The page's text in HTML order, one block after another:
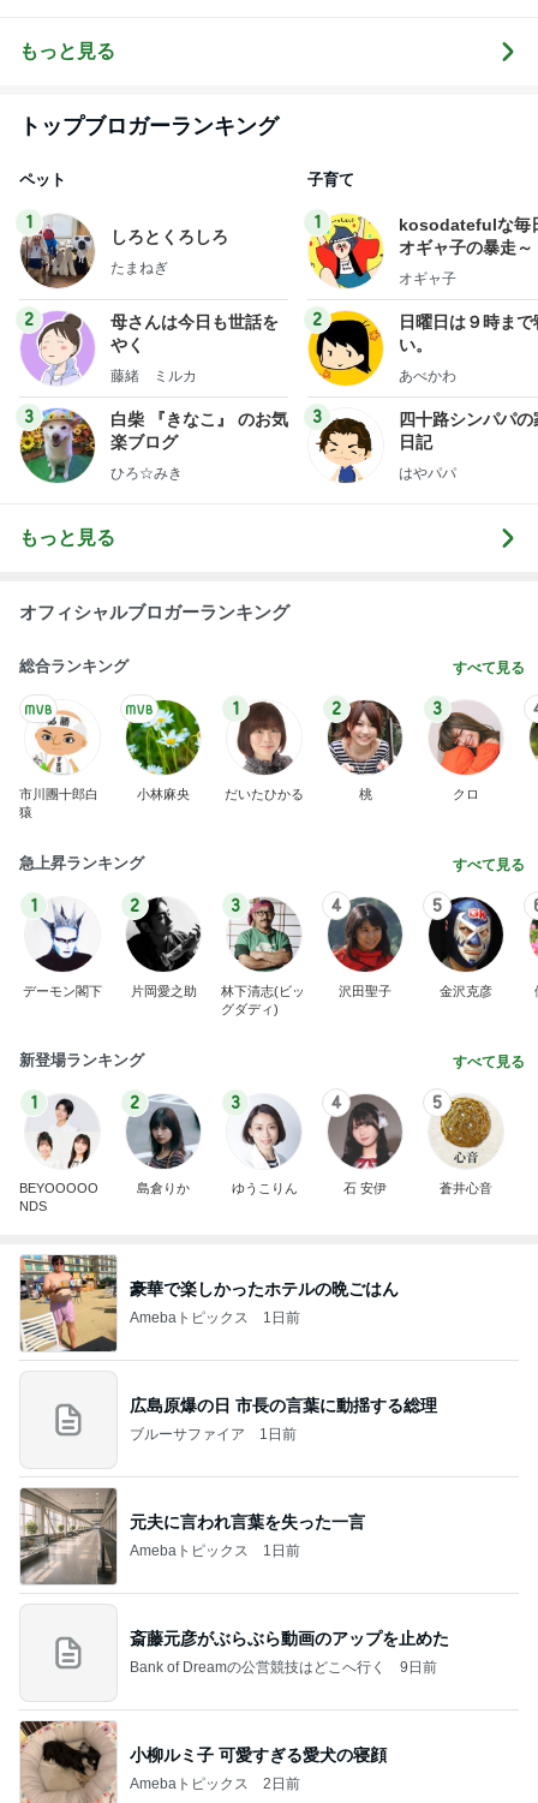
もっと見る
トップブロガーランキング
ペット
1
しろとくろしろ
たまねぎ
2
母さんは今日も世話を
やく
藤緒 ミルカ
3
白柴 『きなこ』 のお気
楽ブログ
ひろ☆みき
子育て
1
kosodatefulな毎
オギャ子の暴走～
オギャ子
2
日曜日は９時まで
い。
あべかわ
3
四十路シンパパの
日記
はやパパ
もっと見る
オフィシャルブロガーランキング
総合ランキング すべて見る
市川團十郎白
猿
小林麻央
1
だいたひかる
2
桃
3
クロ
急上昇ランキング すべて見る
1
デーモン閣下
2
片岡愛之助
3
林下清志(ビッ
グダディ)
4
沢田聖子
5
金沢克彦
新登場ランキング すべて見る
1
BEYOOOOO
NDS
2
島倉りか
3
ゆうこりん
4
石 安伊
5
蒼井心音
豪華で楽しかったホテルの晩ごはん
Amebaトピックス 1日前
広島原爆の日 市長の言葉に動揺する総理
ブルーサファイア 1日前
元夫に言われ言葉を失った一言
Amebaトピックス 1日前
斎藤元彦がぶらぶら動画のアップを止めた
Bank of Dreamの公営競技はどこへ行く 9日前
小柳ルミ子 可愛すぎる愛犬の寝顔
Amebaトピックス 2日前